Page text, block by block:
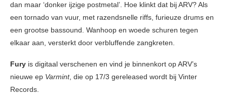
dan maar ‘donker ijzige postmetal’. Hoe klinkt dat bij ARV? Als
een tornado van vuur, met razendsnelle riffs, furieuze drums en
een grootse bassound. Wanhoop en woede schuren tegen
elkaar aan, versterkt door verbluffende zangkreten.
Fury is digitaal verschenen en vind je binnenkort op ARV’s
nieuwe ep Varmint, die op 17/3 gereleased wordt bij Vinter
Records.